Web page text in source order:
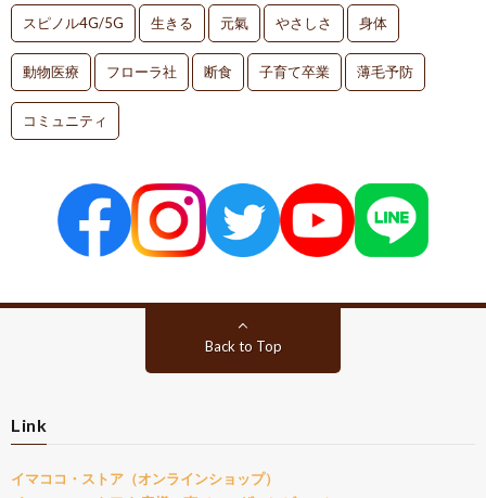
スピノル4G/5G 生きる 元氣 やさしさ 身体
動物医療 フローラ社 断食 子育て卒業 薄毛予防
コミュニティ
Back to Top
Link
イマココ・ストア（オンラインショップ）